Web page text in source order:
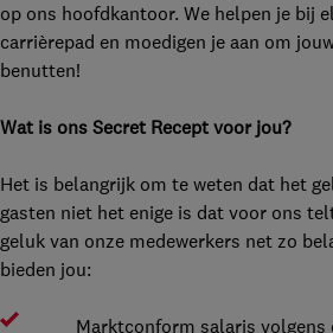
op ons hoofdkantoor. We helpen je bij
carrièrepad en moedigen je aan om
benutten!
Wat is ons Secret Recept voor jou?
Het is belangrijk om te weten dat het
gasten niet het enige is dat voor ons
geluk van onze medewerkers net zo
bieden jou:
Marktconform salaris volgens